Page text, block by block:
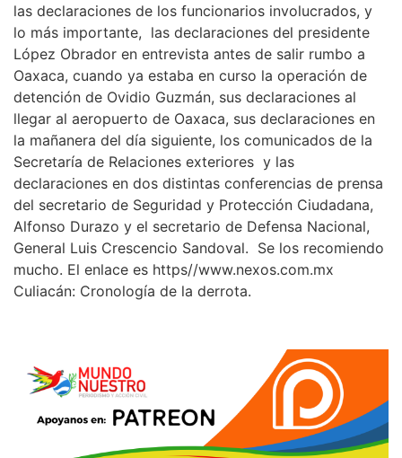
las declaraciones de los funcionarios involucrados, y
lo más importante, las declaraciones del presidente
López Obrador en entrevista antes de salir rumbo a
Oaxaca, cuando ya estaba en curso la operación de
detención de Ovidio Guzmán, sus declaraciones al
llegar al aeropuerto de Oaxaca, sus declaraciones en
la mañanera del día siguiente, los comunicados de la
Secretaría de Relaciones exteriores y las
declaraciones en dos distintas conferencias de prensa
del secretario de Seguridad y Protección Ciudadana,
Alfonso Durazo y el secretario de Defensa Nacional,
General Luis Crescencio Sandoval. Se los recomiendo
mucho. El enlace es https//www.nexos.com.mx
Culiacán: Cronología de la derrota.